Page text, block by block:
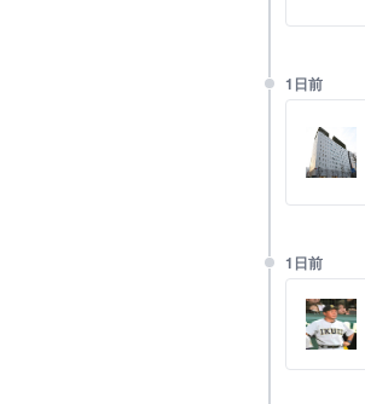
1日前
1日前